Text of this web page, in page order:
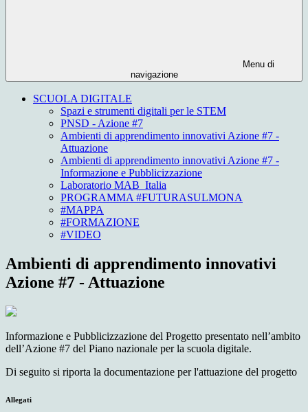
Menu di
navigazione
SCUOLA DIGITALE
Spazi e strumenti digitali per le STEM
PNSD - Azione #7
Ambienti di apprendimento innovativi Azione #7 -
Attuazione
Ambienti di apprendimento innovativi Azione #7 -
Informazione e Pubblicizzazione
Laboratorio MAB_Italia
PROGRAMMA #FUTURASULMONA
#MAPPA
#FORMAZIONE
#VIDEO
Ambienti di apprendimento innovativi
Azione #7 - Attuazione
Informazione e Pubblicizzazione del Progetto presentato nell’ambito
dell’Azione #7 del Piano nazionale per la scuola digitale.
Di seguito si riporta la documentazione per l'attuazione del progetto
Allegati